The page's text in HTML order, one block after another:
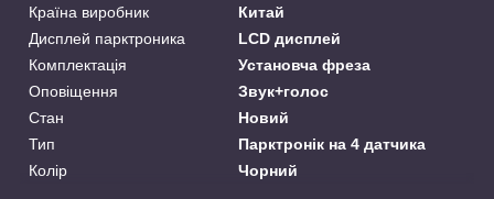
Країна виробник
Китай
Дисплей парктроника
LCD дисплей
Комплектація
Установча фреза
Оповіщення
Звук+голос
Стан
Новий
Тип
Парктронік на 4 датчика
Колір
Чорний